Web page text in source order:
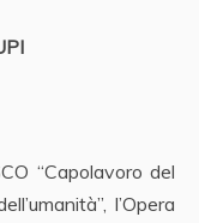
“Capolavoro del
l’Opera